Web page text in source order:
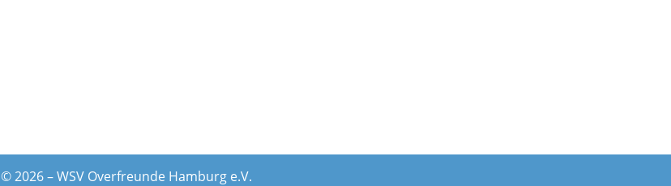
© 2026 – WSV Overfreunde Hamburg e.V.